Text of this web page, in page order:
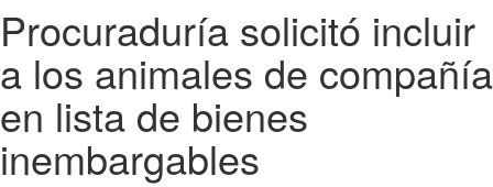
Procuraduría solicitó incluir
a los animales de compañía
en lista de bienes
inembargables